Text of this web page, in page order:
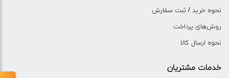
نحوه خرید / ثبت سفارش
روش‌های پرداخت
نحوه ارسال کالا
خدمات مشتریان